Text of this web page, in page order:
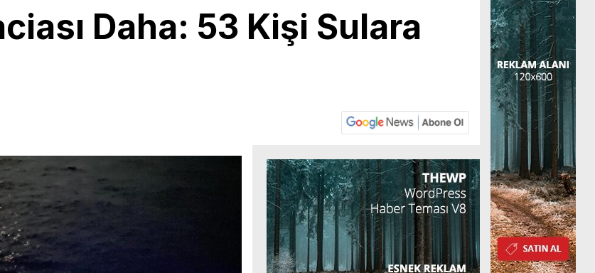
Daha: 53 Kişi Sulara